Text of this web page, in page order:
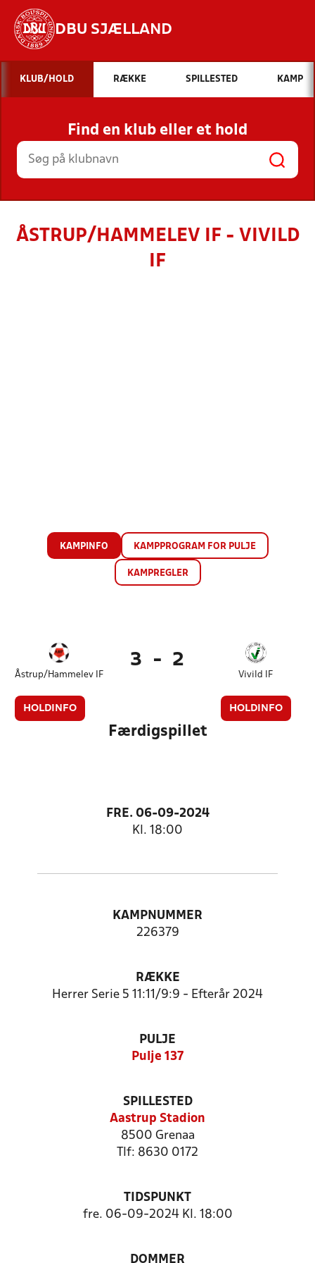
DBU SJÆLLAND
Hvad vil du søge efter?
INDHOLD OG NYHEDER
STILLINGER, RESULTATER, KLUBBER OG
HOLD
KLUB/HOLD RÆKKE SPILLESTED KAMP
Find en klub eller et hold
ÅSTRUP/HAMMELEV IF - VIVILD
IF
KAMPINFO KAMPPROGRAM FOR PULJE
KAMPREGLER
Åstrup/Hammelev IF
HOLDINFO
3 - 2
Vivild IF
HOLDINFO
Færdigspillet
FRE. 06-09-2024
Kl. 18:00
KAMPNUMMER
226379
RÆKKE
Herrer Serie 5 11:11/9:9 - Efterår 2024
PULJE
Pulje 137
SPILLESTED
Aastrup Stadion
8500 Grenaa
Tlf: 8630 0172
TIDSPUNKT
fre. 06-09-2024 Kl. 18:00
DOMMER